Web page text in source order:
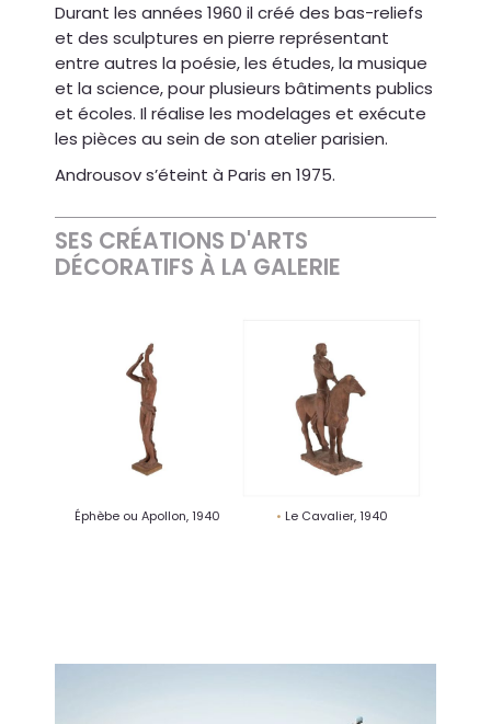
Durant les années 1960 il créé des bas-reliefs
et des sculptures en pierre représentant
entre autres la poésie, les études, la musique
et la science, pour plusieurs bâtiments publics
et écoles. Il réalise les modelages et exécute
les pièces au sein de son atelier parisien.
Androusov s’éteint à Paris en 1975.
SES CRÉATIONS D'ARTS
DÉCORATIFS À LA GALERIE
Éphèbe ou Apollon, 1940 Le Cavalier, 1940